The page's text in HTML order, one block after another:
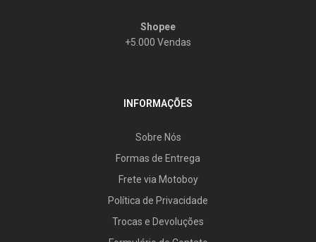
Shopee
+5.000 Vendas
INFORMAÇÕES
Sobre Nós
Formas de Entrega
Frete via Motoboy
Política de Privacidade
Trocas e Devoluções